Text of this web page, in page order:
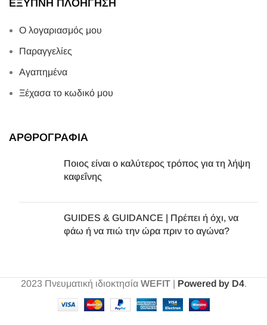
ΕΞΥΠΝΗ ΠΛΟΗΓΗΣΗ
Ο λογαριασμός μου
Παραγγελίες
Αγαπημένα
Ξέχασα το κωδικό μου
ΑΡΘΡΟΓΡΑΦΙΑ
Ποιος είναι ο καλύτερος τρόπος για τη λήψη
καφεΐνης
GUIDES & GUIDANCE | Πρέπει ή όχι, να
φάω ή να πιώ την ώρα πριν το αγώνα?
2023 Πνευματική ιδιοκτησία WEFIT| Powered by D4.